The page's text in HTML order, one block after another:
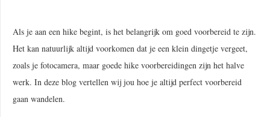
Als je aan een hike begint, is het belangrijk om goed voorbereid te zijn.
Het kan natuurlijk altijd voorkomen dat je een klein dingetje vergeet,
zoals je fotocamera, maar goede hike voorbereidingen zijn het halve
werk. In deze blog vertellen wij jou hoe je altijd perfect voorbereid
gaan wandelen.